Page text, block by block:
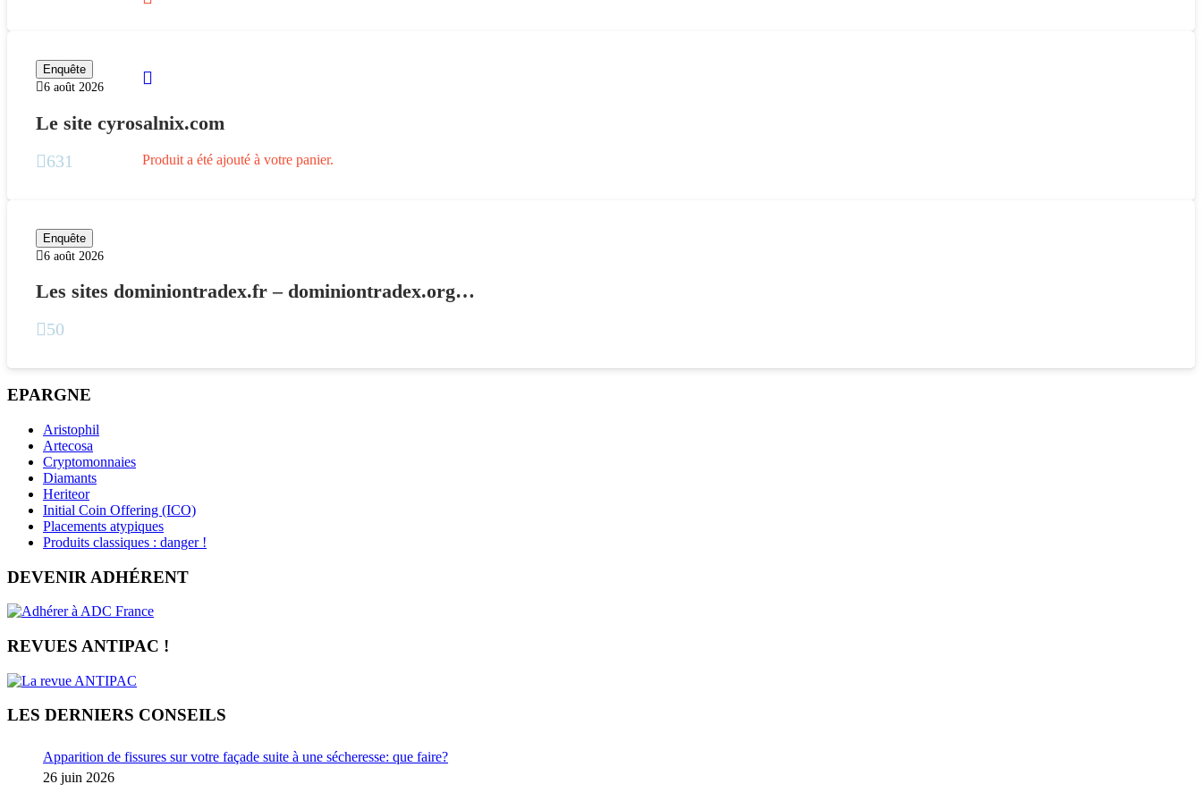
Produit a été ajouté à votre panier.
Enquête
6 août 2026
Le site cyrosalnix.com
631
Enquête
6 août 2026
Les sites dominiontradex.fr – dominiontradex.org…
50
EPARGNE
Aristophil
Artecosa
Cryptomonnaies
Diamants
Heriteor
Initial Coin Offering (ICO)
Placements atypiques
Produits classiques : danger !
DEVENIR ADHÉRENT
REVUES ANTIPAC !
LES DERNIERS CONSEILS
Apparition de fissures sur votre façade suite à une sécheresse: que faire?
26 juin 2026